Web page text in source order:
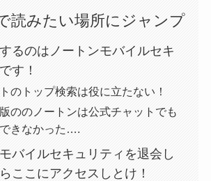
読みたい場所にジャンプ
るのはノートンモバイルセキ
す！
のトップ検索は役に立たない！
ののノートンは公式チャットでも
きなかった….
バイルセキュリティを退会し
ここにアクセスしとけ！